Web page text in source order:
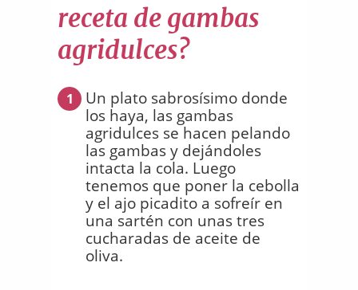
receta de gambas
agridulces?
1
Un plato sabrosísimo donde
los haya, las gambas
agridulces se hacen pelando
las gambas y dejándoles
intacta la cola. Luego
tenemos que poner la cebolla
y el ajo picadito a sofreír en
una sartén con unas tres
cucharadas de aceite de
oliva.